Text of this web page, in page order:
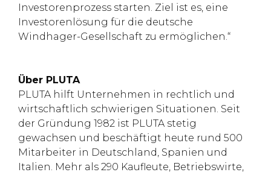
Investorenprozess starten. Ziel ist es, eine
Investorenlösung für die deutsche
Windhager-Gesellschaft zu ermöglichen.“
Über PLUTA
PLUTA hilft Unternehmen in rechtlich und
wirtschaftlich schwierigen Situationen. Seit
der Gründung 1982 ist PLUTA stetig
gewachsen und beschäftigt heute rund 500
Mitarbeiter in Deutschland, Spanien und
Italien. Mehr als 290 Kaufleute, Betriebswirte,